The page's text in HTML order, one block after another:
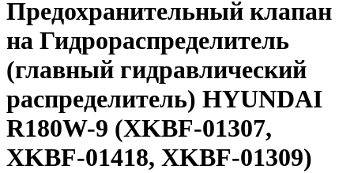
Предохранительный клапан
на Гидрораспределитель
(главный гидравлический
распределитель) HYUNDAI
R180W-9 (XKBF-01307,
XKBF-01418, XKBF-01309)